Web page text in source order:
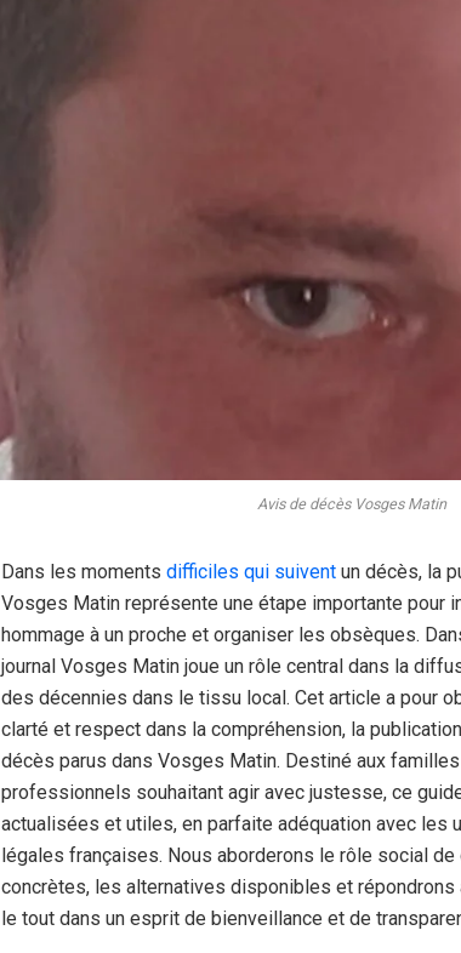
Avis de décès Vosges Matin
Dans les moments difficiles qui suiventun décès, la
Vosges Matin représente une étape importante pour
hommage à un proche et organiser les obsèques.
journal Vosges Matin joue un rôle central dans la
des décennies dans le tissu local. Cet article a pour
clarté et respect dans la compréhension, la
décès parus dans Vosges Matin. Destiné aux
professionnels souhaitant agir avec justesse, ce
actualisées et utiles, en parfaite adéquation avec les
légales françaises. Nous aborderons le rôle social
concrètes, les alternatives disponibles et
le tout dans un esprit de bienveillance et de